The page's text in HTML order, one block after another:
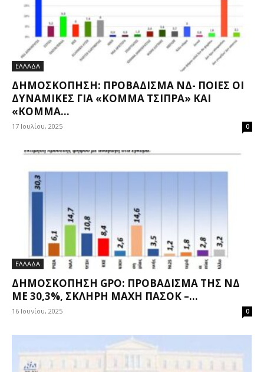
ΕΛΛΑΔΑ
ΔΗΜΟΣΚΌΠΗΣΗ: ΠΡΟΒΆΔΙΣΜΑ ΝΔ- ΠΟΙΕΣ ΟΙ
ΔΥΝΑΜΙΚΈΣ ΓΙΑ «ΚΌΜΜΑ ΤΣΊΠΡΑ» ΚΑΙ
«ΚΌΜΜΑ...
17 Ιουλίου, 2025 0
ΕΛΛΑΔΑ
ΔΗΜΟΣΚΌΠΗΣΗ GPO: ΠΡΟΒΆΔΙΣΜΑ ΤΗΣ ΝΔ
ΜΕ 30,3%, ΣΚΛΗΡΉ ΜΆΧΗ ΠΑΣΟΚ –...
16 Ιουνίου, 2025 0